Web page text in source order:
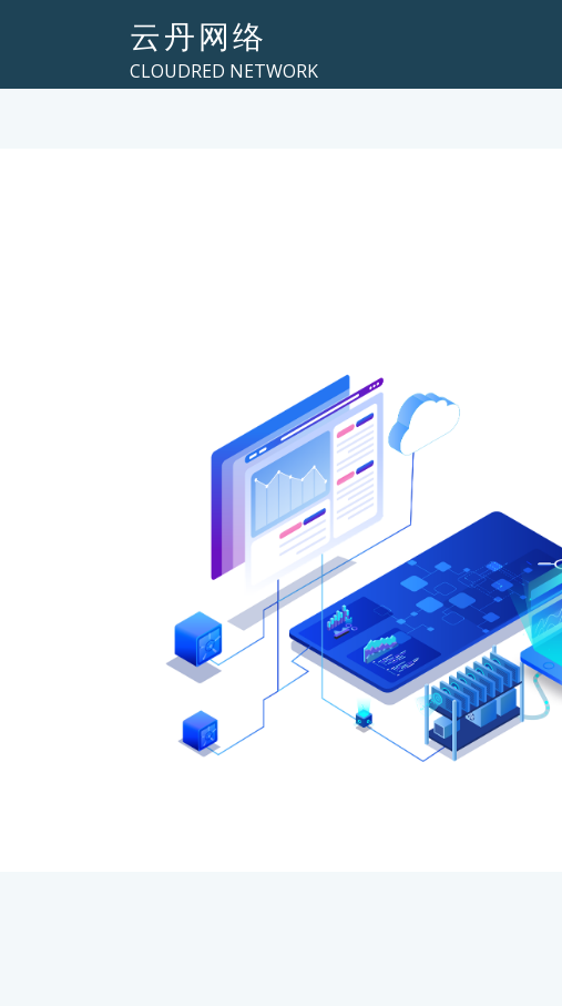
云丹网络
CLOUDRED NETWORK